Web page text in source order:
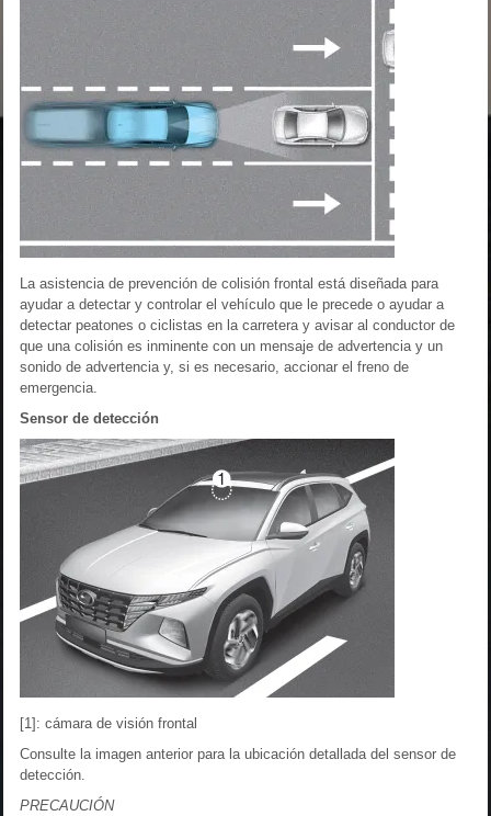
La asistencia de prevención de colisión frontal está diseñada para
ayudar a detectar y controlar el vehículo que le precede o ayudar a
detectar peatones o ciclistas en la carretera y avisar al conductor de
que una colisión es inminente con un mensaje de advertencia y un
sonido de advertencia y, si es necesario, accionar el freno de
emergencia.
Sensor de detección
[1]: cámara de visión frontal
Consulte la imagen anterior para la ubicación detallada del sensor de
detección.
PRECAUCIÓN